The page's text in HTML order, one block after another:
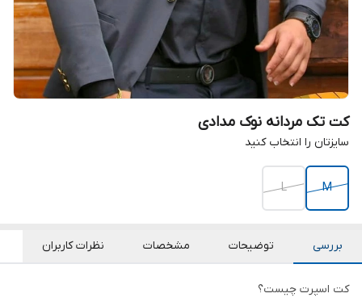
کت تک مردانه نوک مدادی
سایزتان را انتخاب کنید
M
L
بررسی توضیحات مشخصات نظرات کاربران
کت اسپرت چیست؟